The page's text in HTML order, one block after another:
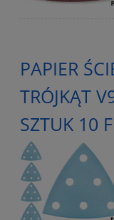
PAPIER
TRÓJKĄT
SZTUK 10